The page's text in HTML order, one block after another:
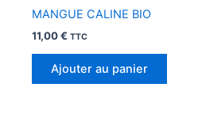
MANGUE CALINE BIO
11,00€ TTC
Ajouter au panier